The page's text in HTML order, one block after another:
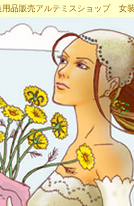
品販売アルテミスショップ 女